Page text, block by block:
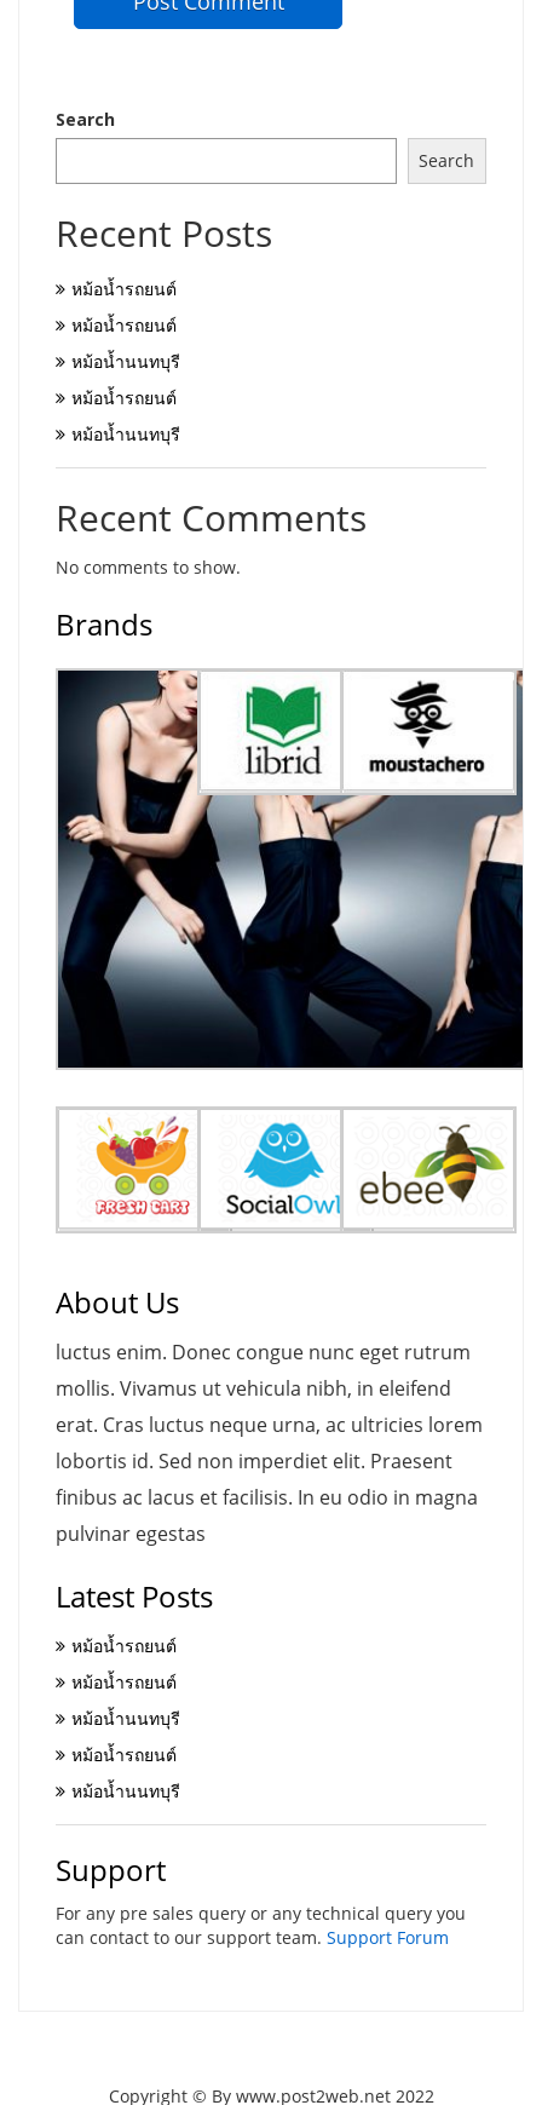
Search
Search
Recent Posts
หม้อน้ำรถยนต์
หม้อน้ำรถยนต์
หม้อน้ำนนทบุรี
หม้อน้ำรถยนต์
หม้อน้ำนนทบุรี
Recent Comments
No comments to show.
Brands
About Us
luctus enim. Donec congue nunc eget rutrum
mollis. Vivamus ut vehicula nibh, in eleifend
erat. Cras luctus neque urna, ac ultricies lorem
lobortis id. Sed non imperdiet elit. Praesent
finibus ac lacus et facilisis. In eu odio in magna
pulvinar egestas
Latest Posts
หม้อน้ำรถยนต์
หม้อน้ำรถยนต์
หม้อน้ำนนทบุรี
หม้อน้ำรถยนต์
หม้อน้ำนนทบุรี
Support
For any pre sales query or any technical query you
can contact to our support team. Support Forum
Copyright © By www.post2web.net 2022